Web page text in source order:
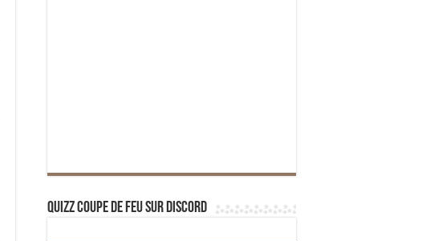
Quizz Coupe de Feu sur Discord